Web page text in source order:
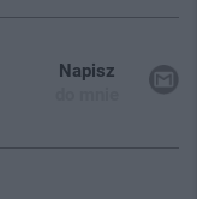
Napisz